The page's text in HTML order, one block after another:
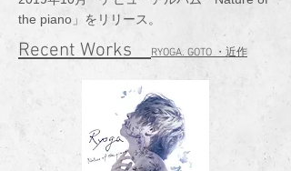
the piano」をリリース。
Recent Works RYOGA. GOTO ・近作